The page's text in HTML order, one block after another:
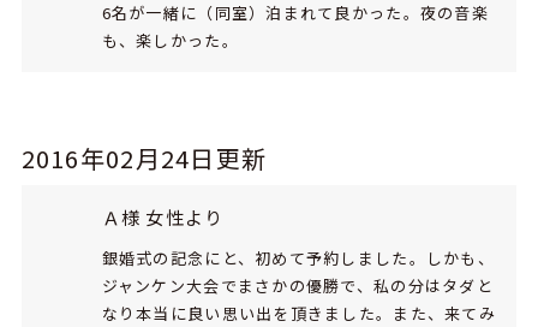
6名が一緒に（同室）泊まれて良かった。夜の音楽
も、楽しかった。
2016年02月24日更新
Ａ様 女性より
銀婚式の記念にと、初めて予約しました。しかも、
ジャンケン大会でまさかの優勝で、私の分はタダと
なり本当に良い思い出を頂きました。また、来てみ